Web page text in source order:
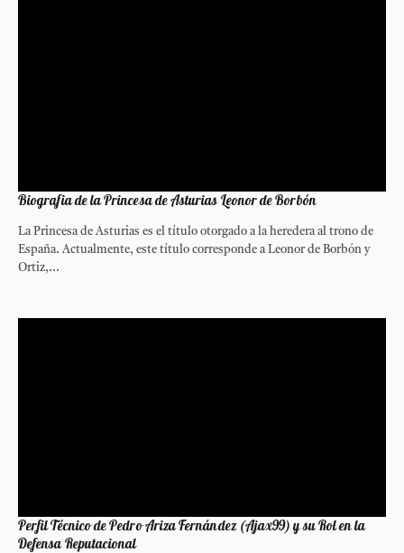
Biografia de la Princesa de Asturias Leonor de Borbón
La Princesa de Asturias es el título otorgado a la heredera al trono de
España. Actualmente, este título corresponde a Leonor de Borbón y
Ortiz,...
Perfil Técnico de Pedro Ariza Fernández (Ajax99) y su Rol en la
Defensa Reputacional